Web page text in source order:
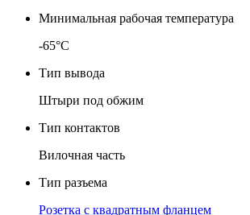
Минимальная рабочая температура
-65°C
Тип вывода
Штыри под обжим
Тип контактов
Вилочная часть
Тип разъема
Розетка с квадратным фланцем